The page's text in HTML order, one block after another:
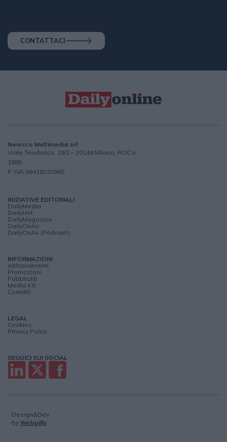
CONTATTACI
Newsco Multimedia srl
Viale Teodorico, 19/2 – 20149 Milano, ROC n.
1886
P. IVA 06418220965
INIZIATIVE EDITORIALI
DailyMedia
DailyNet
DailyMagazine
DailyOnAir
DailyOnAir (Podcast)
INFORMAZIONI
Abbonamenti
Promozioni
Pubblicità
Media Kit
Contatti
LEGAL
Cookies
Privacy Policy
SEGUICI SUI SOCIAL
Design&Dev
by Webpills